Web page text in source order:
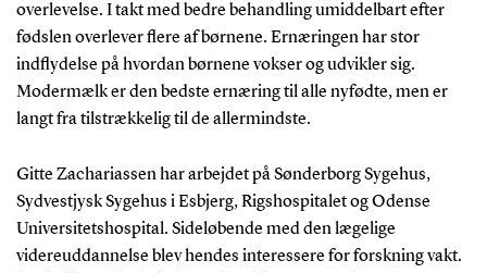
overlevelse. I takt med bedre behandling umiddelbart efter
fødslen overlever flere af børnene. Ernæringen har stor
indflydelse på hvordan børnene vokser og udvikler sig.
Modermælk er den bedste ernæring til alle nyfødte, men er
langt fra tilstrækkelig til de allermindste.
Gitte Zachariassen har arbejdet på Sønderborg Sygehus,
Sydvestjysk Sygehus i Esbjerg, Rigshospitalet og Odense
Universitetshospital. Sideløbende med den lægelige
videreuddannelse blev hendes interessere for forskning vakt.